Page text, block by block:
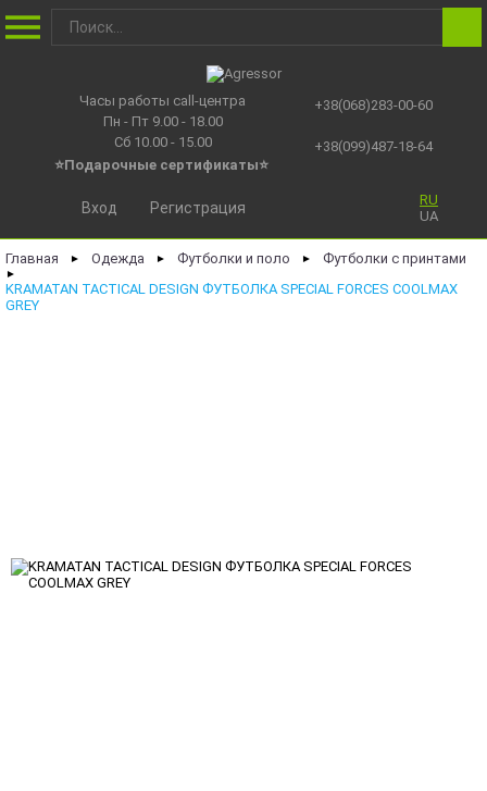
Часы работы call-центра
Пн - Пт 9.00 - 18.00
Сб 10.00 - 15.00
⭐Подарочные сертификаты⭐
+38(068)283-00-60
+38(099)487-18-64
RU
UA
Вход Регистрация
Главная ► Одежда ► Футболки и поло ► Футболки с принтами
►
KRAMATAN TACTICAL DESIGN ФУТБОЛКА SPECIAL FORCES COOLMAX
GREY